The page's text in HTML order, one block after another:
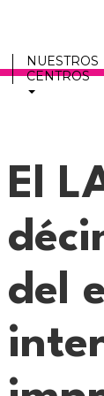
NUESTROS
CENTROS
El
del